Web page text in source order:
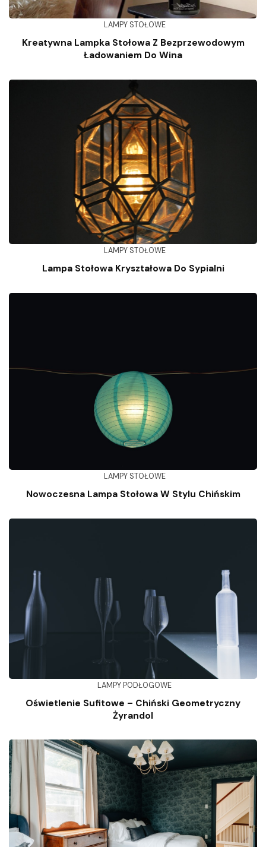
LAMPY STOŁOWE
Kreatywna Lampka Stołowa Z Bezprzewodowym
Ładowaniem Do Wina
LAMPY STOŁOWE
Lampa Stołowa Kryształowa Do Sypialni
LAMPY STOŁOWE
Nowoczesna Lampa Stołowa W Stylu Chińskim
LAMPY PODŁOGOWE
Oświetlenie Sufitowe – Chiński Geometryczny
Żyrandol